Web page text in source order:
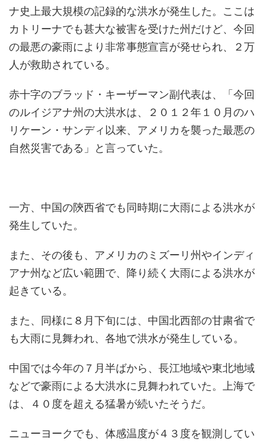
ナ史上最大規模の記録的な洪水が発生した。ここは
カトリーナでも甚大な被害を受けた州だけど、今回
の最悪の豪雨により非常事態宣言が発せられ、２万
人が救助されている。
赤十字のブラッド・キーザーマン副代表は、「今回
のルイジアナ州の大洪水は、２０１２年１０月のハ
リケーン・サンディ以来、アメリカを襲った最悪の
自然災害である」と言っていた。
一方、中国の陝西省でも同時期に大雨による洪水が
発生していた。
また、その後も、アメリカのミズーリ州やインディ
アナ州など広い範囲で、降り続く大雨による洪水が
起きている。
また、同様に８月下旬には、中国北西部の甘粛省で
も大雨に見舞われ、各地で洪水が発生している。
中国では今年の７月半ばから、長江地域や東北地域
などで豪雨による大洪水に見舞われていた。上海で
は、４０度を超える猛暑が続いたそうだ。
ニューヨークでも、体感温度が４３度を観測してい